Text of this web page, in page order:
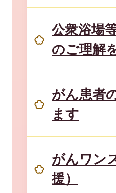
公衆浴場
のご理解
がん患者
ます
がんワン
援）